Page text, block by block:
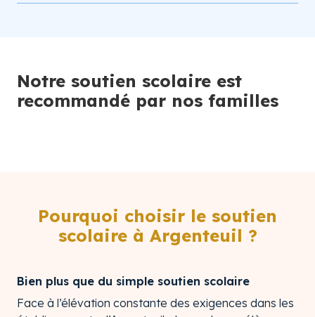
Notre soutien scolaire est
recommandé par nos familles
Pourquoi choisir le soutien
scolaire à Argenteuil ?
Bien plus que du simple soutien scolaire
Face à l’élévation constante des exigences dans les